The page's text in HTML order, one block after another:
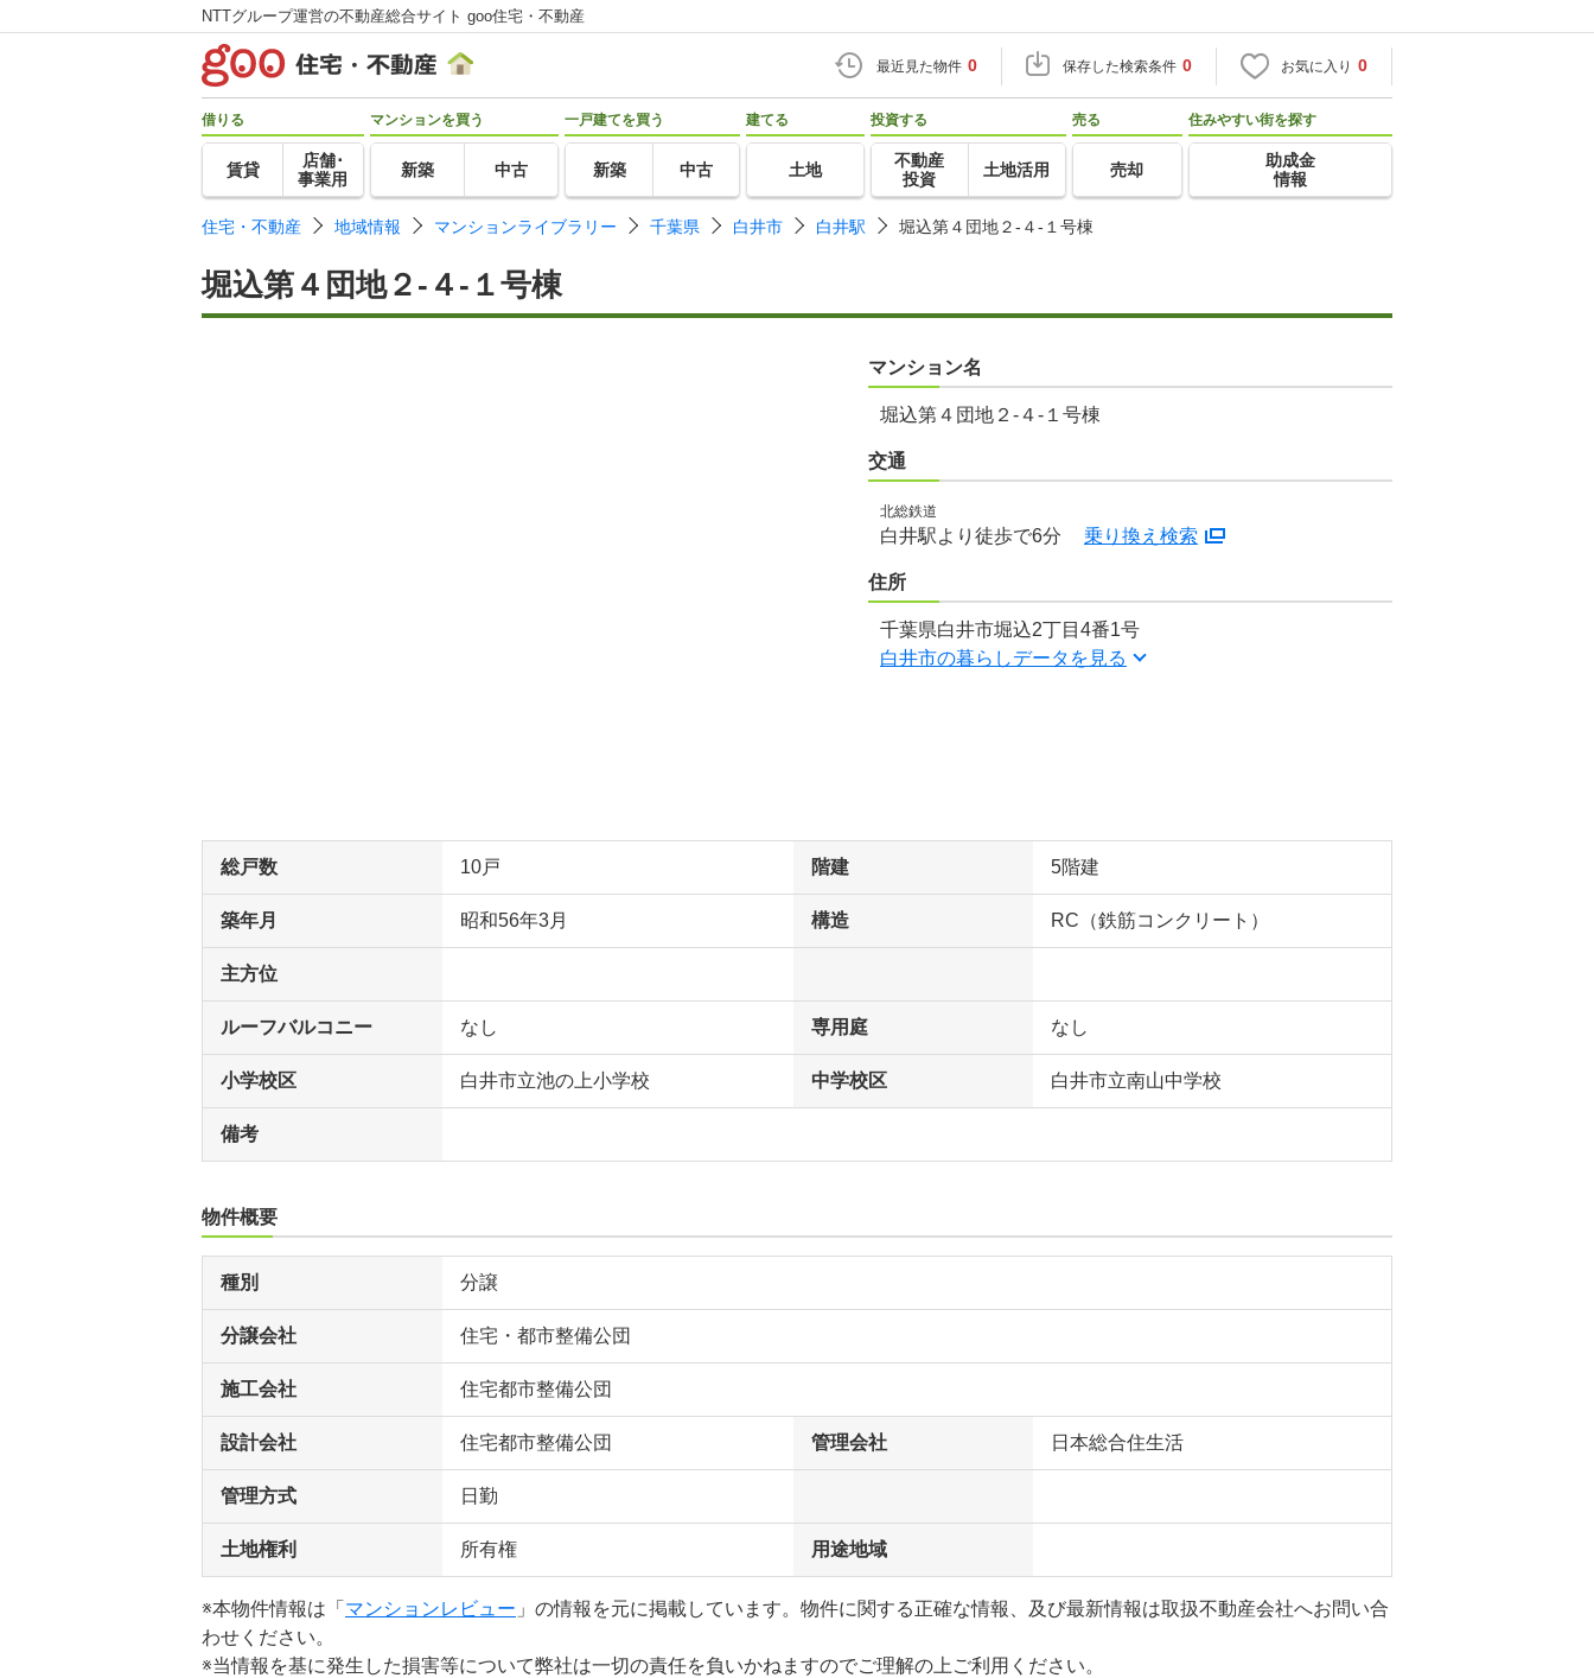
NTTグループ運営の不動産総合サイト goo住宅・不動産
最近見た物件 0 保存した検索条件 0 お気に入り 0
借りる
賃貸
店舗･
事業用
マンションを買う
新築 中古
一戸建てを買う
新築 中古
建てる
土地
投資する
不動産
投資
土地活用
売る
売却
住みやすい街を探す
助成金
情報
住宅・不動産 地域情報 マンションライブラリー 千葉県 白井市 白井駅 堀込第４団地２-４-１号棟
堀込第４団地２-４-１号棟
マンション名
堀込第４団地２-４-１号棟
交通
北総鉄道
白井駅より徒歩で6分 乗り換え検索
住所
千葉県白井市堀込2丁目4番1号
白井市の暮らしデータを見る
総戸数 10戸 階建 5階建
築年月 昭和56年3月 構造 RC（鉄筋コンクリート）
主方位
ルーフバルコニー なし 専用庭 なし
小学校区 白井市立池の上小学校 中学校区 白井市立南山中学校
備考
物件概要
種別 分譲
分譲会社 住宅・都市整備公団
施工会社 住宅都市整備公団
設計会社 住宅都市整備公団 管理会社 日本総合住生活
管理方式 日勤
土地権利 所有権 用途地域
※本物件情報は「 マンションレビュー 」の情報を元に掲載しています。物件に関する正確な情報、及び最新情報は取扱不動産会社へお問い合
わせください。
※当情報を基に発生した損害等について弊社は一切の責任を負いかねますのでご理解の上ご利用ください。